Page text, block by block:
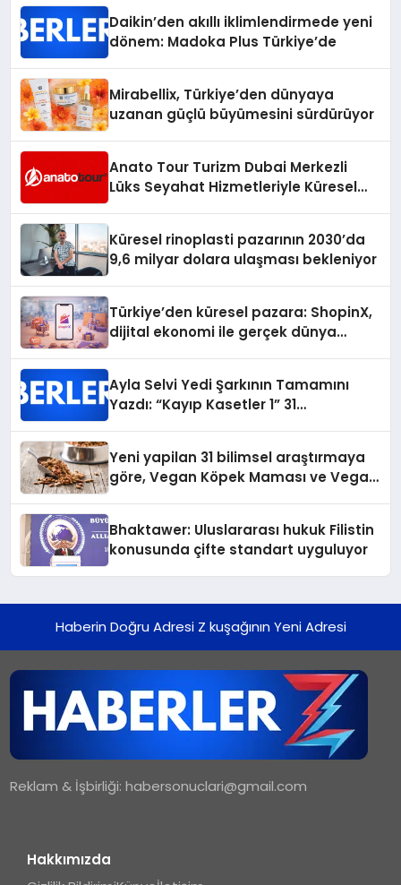
Daikin’den akıllı iklimlendirmede yeni
dönem: Madoka Plus Türkiye’de
Mirabellix, Türkiye’den dünyaya
uzanan güçlü büyümesini sürdürüyor
Anato Tour Turizm Dubai Merkezli
Lüks Seyahat Hizmetleriyle Küresel
Küresel rinoplasti pazarının 2030’da
9,6 milyar dolara ulaşması bekleniyor
Türkiye’den küresel pazara: ShopinX,
dijital ekonomi ile gerçek dünya
Ayla Selvi Yedi Şarkının Tamamını
Yazdı: “Kayıp Kasetler 1” 31
Yeni yapilan 31 bilimsel araştırmaya
göre, Vegan Köpek Maması ve Vegan
Bhaktawer: Uluslararası hukuk Filistin
konusunda çifte standart uyguluyor
Haberin Doğru Adresi Z kuşağının Yeni Adresi
Reklam & İşbirliği:habersonuclari@gmail.com
Hakkımızda